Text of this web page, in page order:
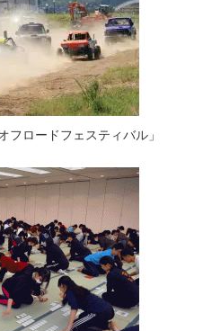
フロードフェスティバル」